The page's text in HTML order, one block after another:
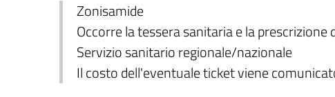
Zonisamide
Occorre la tessera sanitaria e la
Servizio sanitario regionale/nazionale
Il costo dell'eventuale ticket viene